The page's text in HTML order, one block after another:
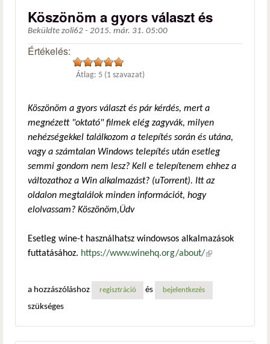
Köszönöm a gyors választ és
Beküldte zoli62 - 2015. már. 31. 05:00
Értékelés:
Átlag: 5 (1 szavazat)
Köszönöm a gyors választ és pár kérdés, mert a
megnézett "oktató" filmek elég zagyvák, milyen
nehézségekkel találkozom a telepítés során és utána,
vagy a számtalan Windows telepítés után esetleg
semmi gondom nem lesz? Kell e telepítenem ehhez a
változathoz a Win alkalmazást? (uTorrent). Itt az
oldalon megtalálok minden információt, hogy
elolvassam? Köszönöm,Üdv
Esetleg wine-t használhatsz windowsos alkalmazások
futtatásához. https://www.winehq.org/about/(külső
a hozzászóláshoz regisztráció és bejelentkezés
szükséges